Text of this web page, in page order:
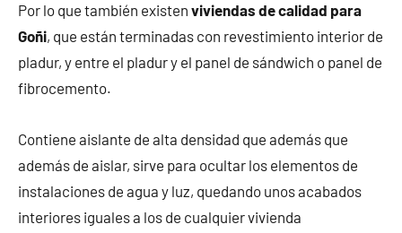
Por lo que también existen viviendas de calidad para
Goñi, que están terminadas con revestimiento interior de
pladur, y entre el pladur y el panel de sándwich o panel de
fibrocemento.
Contiene aislante de alta densidad que además que
además de aislar, sirve para ocultar los elementos de
instalaciones de agua y luz, quedando unos acabados
interiores iguales a los de cualquier vivienda